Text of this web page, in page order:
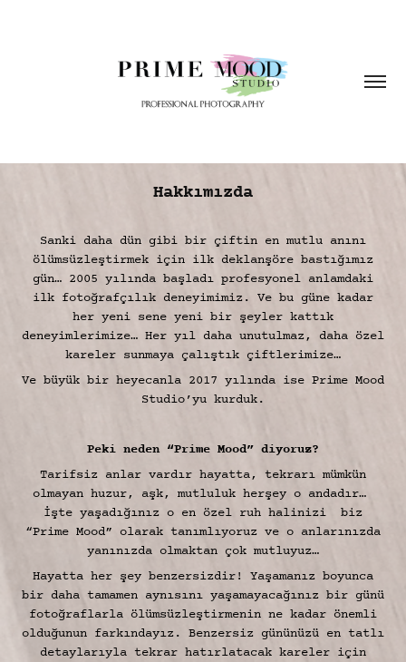
Hakkımızda
Sanki daha dün gibi bir çiftin en mutlu anını
ölümsüzleştirmek için ilk deklanşöre bastığımız
gün… 2005 yılında başladı profesyonel anlamdaki
ilk fotoğrafçılık deneyimimiz. Ve bu güne kadar
her yeni sene yeni bir şeyler kattık
deneyimlerimize… Her yıl daha unutulmaz, daha özel
kareler sunmaya çalıştık çiftlerimize…
Ve büyük bir heyecanla 2017 yılında ise Prime Mood
Studio’yu kurduk.
Peki neden “Prime Mood” diyoruz?
Tarifsiz anlar vardır hayatta, tekrarı mümkün
olmayan huzur, aşk, mutluluk herşey o andadır…
İşte yaşadığınız o en özel ruh halinizi biz
“Prime Mood” olarak tanımlıyoruz ve o anlarınızda
yanınızda olmaktan çok mutluyuz…
Hayatta her şey benzersizdir! Yaşamanız boyunca
bir daha tamamen aynısını yaşamayacağınız bir günü
fotoğraflarla ölümsüzleştirmenin ne kadar önemli
olduğunun farkındayız. Benzersiz gününüzü en tatlı
detaylarıyla tekrar hatırlatacak kareler için